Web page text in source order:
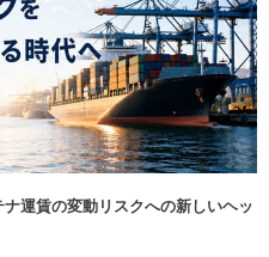
運賃の変動リスクへの新しいヘッ